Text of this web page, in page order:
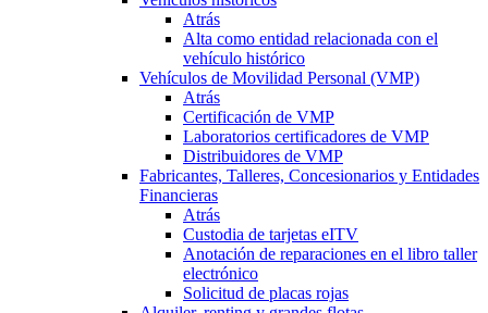
Atrás
Alta como entidad relacionada con el
vehículo histórico
Vehículos de Movilidad Personal (VMP)
Atrás
Certificación de VMP
Laboratorios certificadores de VMP
Distribuidores de VMP
Fabricantes, Talleres, Concesionarios y Entidades
Financieras
Atrás
Custodia de tarjetas eITV
Anotación de reparaciones en el libro taller
electrónico
Solicitud de placas rojas